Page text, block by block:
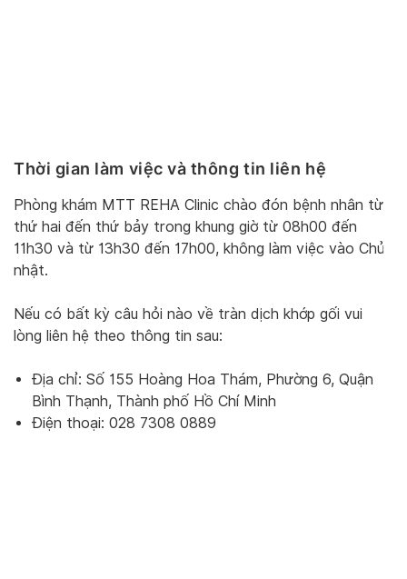
Thời gian làm việc và thông tin liên hệ
Phòng khám MTT REHA Clinic chào đón bệnh nhân từ
thứ hai đến thứ bảy trong khung giờ từ 08h00 đến
11h30 và từ 13h30 đến 17h00, không làm việc vào Chủ
nhật.
Nếu có bất kỳ câu hỏi nào về tràn dịch khớp gối vui
lòng liên hệ theo thông tin sau:
Địa chỉ: Số 155 Hoàng Hoa Thám, Phường 6, Quận
Bình Thạnh, Thành phố Hồ Chí Minh
Điện thoại: 028 7308 0889